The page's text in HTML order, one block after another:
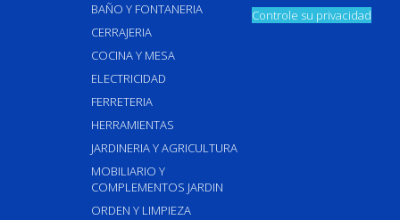
BAÑO Y FONTANERIA
CERRAJERIA
COCINA Y MESA
ELECTRICIDAD
FERRETERIA
HERRAMIENTAS
JARDINERIA Y AGRICULTURA
MOBILIARIO Y
COMPLEMENTOS JARDIN
ORDEN Y LIMPIEZA
Controle su privacidad